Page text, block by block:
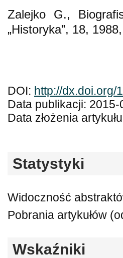
Zalejko G.,
„Historyka”, 18,
DOI: http://dx.doi.org/
Data publikacji: 2015-
Data złożenia
Statystyki
Widoczność
Pobrania artykułów
Wskaźniki